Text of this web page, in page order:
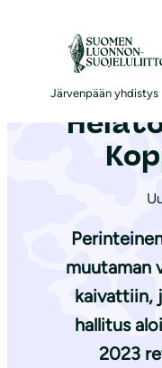
Järvenpään yhdistys
Etusivu|
muutaman
kaivattiin,
hallitus
2023